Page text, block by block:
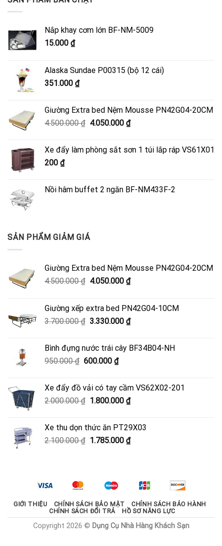
Nắp khay cơm lớn BF-NM-5009
15.000 ₫
Alaska Sundae P00315 (bộ 12 cái)
351.000 ₫
Giường Extra bed Nệm Mousse PN42G04-20CM
4.500.000₫ Giá
4.500.000 ₫.
4.050.000 ₫Giá
là:
Xe đẩy làm phòng sắt sơn 1 túi lắp ráp VS61X01
200 ₫
Nồi hâm buffet 2 ngăn BF-NM433F-2
SẢN PHẨM GIẢM GIÁ
Giường Extra bed Nệm Mousse PN42G04-20CM
4.500.000₫ Giá
4.500.000 ₫.
4.050.000 ₫Giá
là:
4.050.000 ₫.
Giường xếp extra bed PN42G04-10CM
3.700.000₫ Giá
3.700.000 ₫.
3.330.000 ₫Giá
là:
Bình đựng nước trái cây BF34B04-NH
950.000₫ Giá
950.000 ₫.
600.000 ₫Giá
là:
600.000 ₫.
Xe đẩy đồ vải có tay cầm VS62X02-201
2.000.000₫ Giá
2.000.000 ₫.
1.800.000 ₫Giá
là:
1.800.000 ₫.
Xe thu dọn thức ăn PT29X03
2.100.000₫ Giá
1.785.000 ₫Giá
1.785.000 ₫.
GIỚI THIỆU CHÍNH SÁCH BẢO MẬT
CHÍNH SÁCH BẢO HÀNH
CHÍNH SÁCH ĐỔI TRẢ
HỒ SƠ NĂNG LỰC
Copyright 2026 © Dụng Cụ Nhà Hàng Khách Sạn